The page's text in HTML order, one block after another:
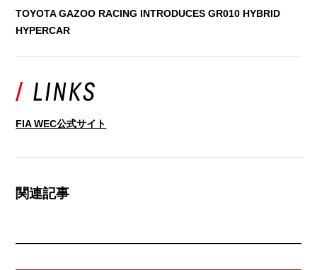
TOYOTA GAZOO RACING INTRODUCES GR010 HYBRID
HYPERCAR
FIA WEC公式サイト
関連記事